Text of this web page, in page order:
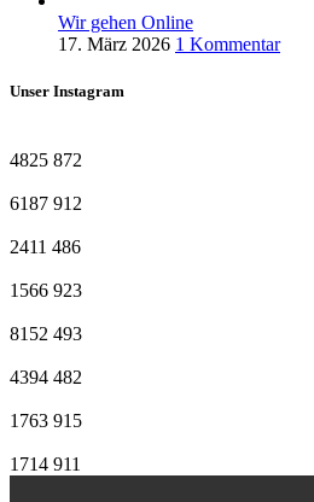
Wir gehen Online
17. März 2026 1 Kommentar
Unser Instagram
4825 872
6187 912
2411 486
1566 923
8152 493
4394 482
1763 915
1714 911